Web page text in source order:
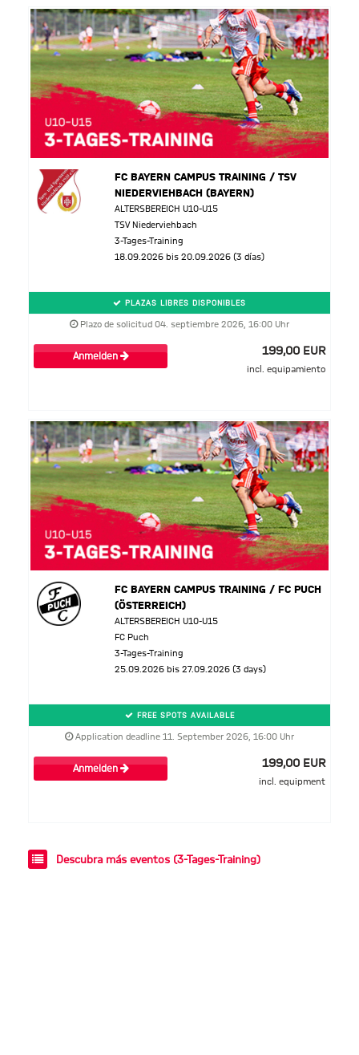
FC BAYERN CAMPUS TRAINING / TSV
NIEDERVIEHBACH (BAYERN)
ALTERSBEREICH U10-U15
TSV Niederviehbach
3-Tages-Training
18.09.2026 bis 20.09.2026 (3 días)
PLAZAS LIBRES DISPONIBLES
Plazo de solicitud 04. septiembre 2026, 16:00 Uhr
Anmelden 199,00 EUR
incl. equipamiento
FC BAYERN CAMPUS TRAINING / FC PUCH
(ÖSTERREICH)
ALTERSBEREICH U10-U15
FC Puch
3-Tages-Training
25.09.2026 bis 27.09.2026 (3 days)
FREE SPOTS AVAILABLE
Application deadline 11. September 2026, 16:00 Uhr
Anmelden 199,00 EUR
incl. equipment
Descubra más eventos (3-Tages-Training)